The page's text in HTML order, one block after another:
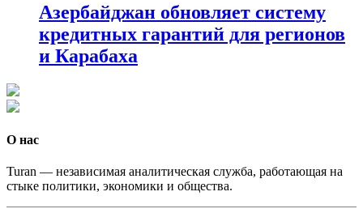
Азербайджан обновляет систему
кредитных гарантий для регионов
и Карабаха
О нас
Turan — независимая аналитическая служба, работающая на
стыке политики, экономики и общества.